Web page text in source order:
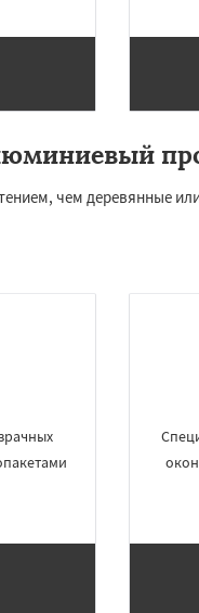
чем деревянные